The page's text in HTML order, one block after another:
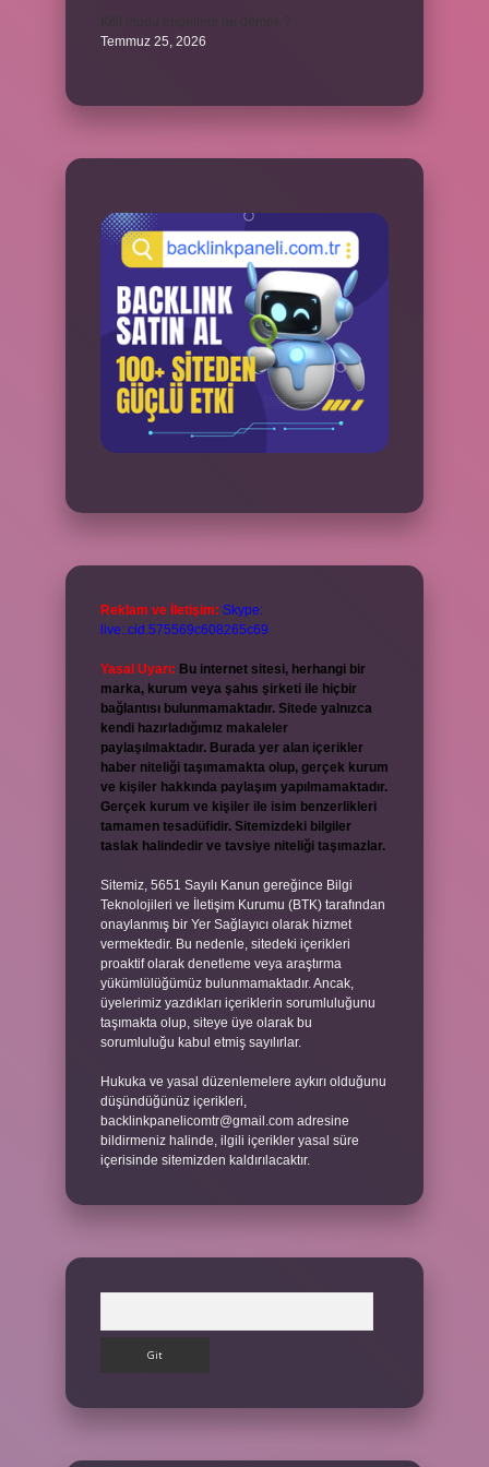
Temmuz 25, 2026
Reklam ve İletişim: Skype:
live:.cid.575569c608265c69
Yasal Uyarı: Bu internet sitesi, herhangi bir
marka, kurum veya şahıs şirketi ile hiçbir
bağlantısı bulunmamaktadır. Sitede yalnızca
kendi hazırladığımız makaleler
paylaşılmaktadır. Burada yer alan içerikler
haber niteliği taşımamakta olup, gerçek kurum
ve kişiler hakkında paylaşım yapılmamaktadır.
Gerçek kurum ve kişiler ile isim benzerlikleri
tamamen tesadüfidir. Sitemizdeki bilgiler
taslak halindedir ve tavsiye niteliği taşımazlar.
Sitemiz, 5651 Sayılı Kanun gereğince Bilgi
Teknolojileri ve İletişim Kurumu (BTK) tarafından
onaylanmış bir Yer Sağlayıcı olarak hizmet
vermektedir. Bu nedenle, sitedeki içerikleri
proaktif olarak denetleme veya araştırma
yükümlülüğümüz bulunmamaktadır. Ancak,
üyelerimiz yazdıkları içeriklerin sorumluluğunu
taşımakta olup, siteye üye olarak bu
sorumluluğu kabul etmiş sayılırlar.
Hukuka ve yasal düzenlemelere aykırı olduğunu
düşündüğünüz içerikleri,
backlinkpanelicomtr@gmail.com adresine
bildirmeniz halinde, ilgili içerikler yasal süre
içerisinde sitemizden kaldırılacaktır.